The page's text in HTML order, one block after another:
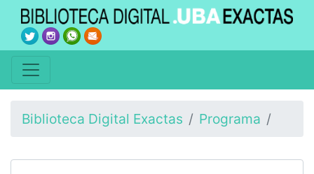
Biblioteca Digital Exactas Programa